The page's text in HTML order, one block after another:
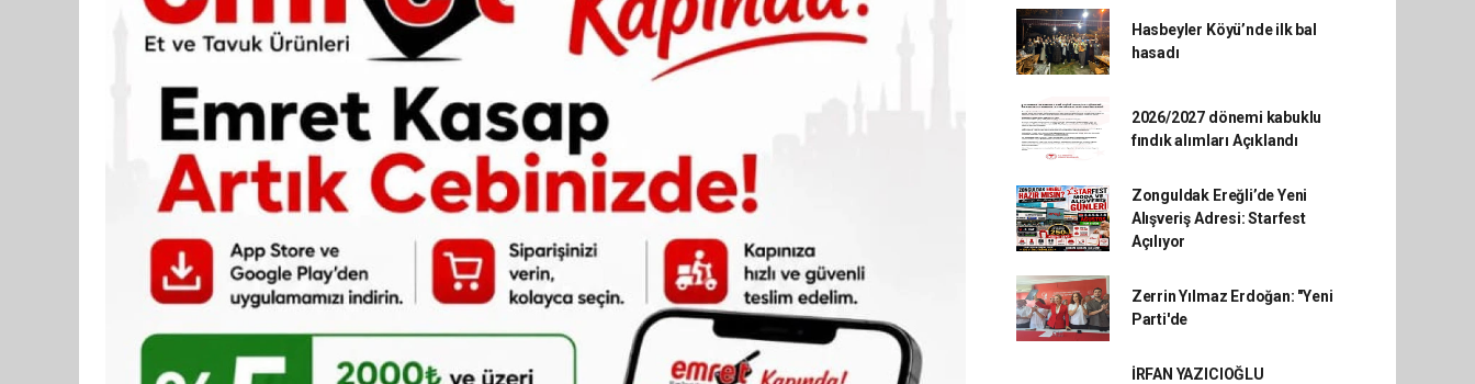
Hasbeyler Köyü’nde ilk bal
hasadı
2026/2027 dönemi kabuklu
fındık alımları Açıklandı
Zonguldak Ereğli’de Yeni
Alışveriş Adresi: Starfest
Açılıyor
Zerrin Yılmaz Erdoğan: "Yeni
Parti'de
İRFAN YAZICIOĞLU